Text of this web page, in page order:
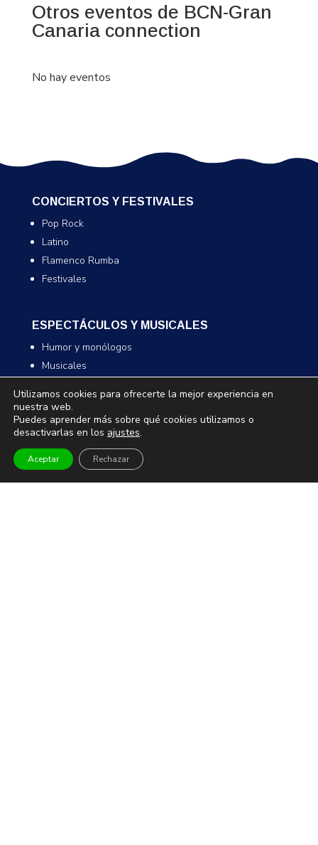
Otros eventos de BCN-Gran
Canaria connection
No hay eventos
CONCIERTOS Y FESTIVALES
Pop Rock
Latino
Flamenco Rumba
Festivales
ESPECTÁCULOS Y MUSICALES
Humor y monólogos
Musicales
Magia
TEATRO Y DANZA
Teatro
Utilizamos cookies para ofrecerte la mejor experiencia en
nuestra web.
Puedes aprender más sobre qué cookies utilizamos o
desactivarlas en los ajustes.
Aceptar Rechazar